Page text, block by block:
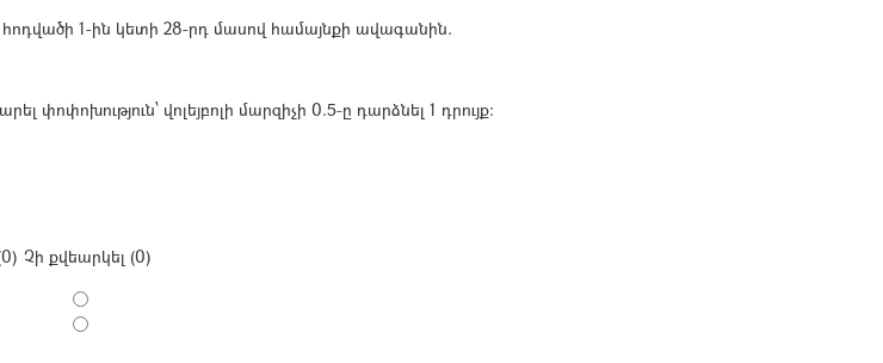
1-ին կետի 28-րդ մասով համայնքի ավագանին.
վոլեյբոլի մարզիչի 0.5-ը դարձնել 1 դրույք:
Չի քվեարկել (0)